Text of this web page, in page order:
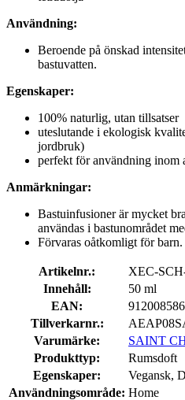
Användning:
Beroende på önskad
bastuvatten.
Egenskaper:
100% naturlig, utan tillsatser
uteslutande i ekologisk
jordbruk)
perfekt för användning inom
Anmärkningar:
Bastuinfusioner är mycket
användas i bastunområdet
Förvaras oåtkomligt för barn.
Artikelnr.:
XEC-
Innehåll:
50 ml
EAN:
Tillverkarnr.:
Varumärke:
SAINT
Produkttyp:
Rumsdoft
Egenskaper:
Vegansk,
Användningsområde: Home